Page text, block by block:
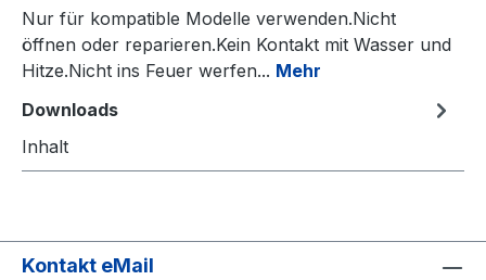
Nur für kompatible Modelle verwenden.Nicht
öffnen oder reparieren.Kein Kontakt mit Wasser und
Hitze.Nicht ins Feuer werfen... Mehr
Downloads
Inhalt
Kontakt eMail